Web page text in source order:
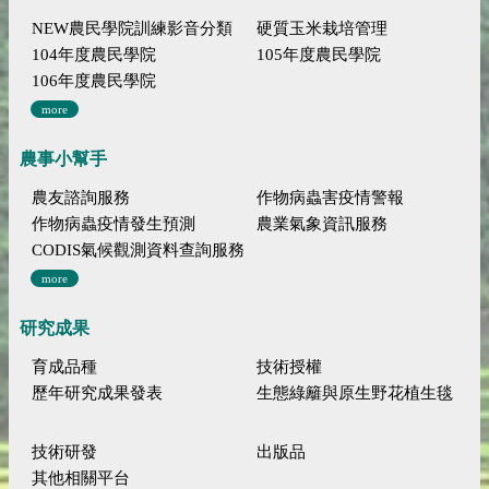
NEW農民學院訓練影音分類
硬質玉米栽培管理
104年度農民學院
105年度農民學院
106年度農民學院
more
農事小幫手
農友諮詢服務
作物病蟲害疫情警報
作物病蟲疫情發生預測
農業氣象資訊服務
CODIS氣候觀測資料查詢服務
more
研究成果
育成品種
技術授權
歷年研究成果發表
生態綠籬與原生野花植生毯
技術研發
出版品
其他相關平台